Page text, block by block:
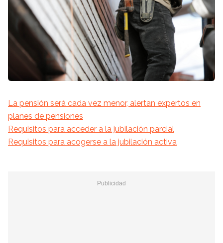
La pensión será cada vez menor, alertan expertos en
planes de pensiones
Requisitos para acceder a la jubilación parcial
Requisitos para acogerse a la jubilación activa